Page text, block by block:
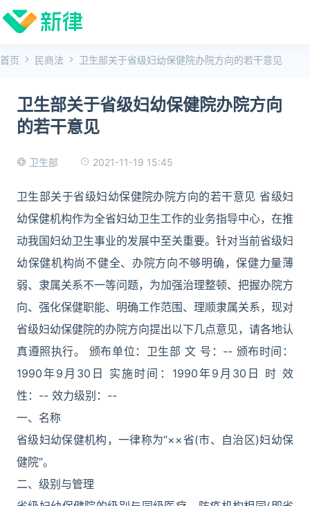
首页 民商法 卫生部关于省级妇幼保健院办院方向的若干意见
卫生部关于省级妇幼保健院办院方向
的若干意见
卫生部 2021-11-19 15:45
卫生部关于省级妇幼保健院办院方向的若干意见 省级妇
幼保健机构作为全省妇幼卫生工作的业务指导中心，在推
动我国妇幼卫生事业的发展中至关重要。针对当前省级妇
幼保健机构尚不健全、办院方向不够明确，保健力量薄
弱、隶属关系不一等问题，为加强治理整顿、把握办院方
向、强化保健职能、明确工作范围、理顺隶属关系，现对
省级妇幼保健院的办院方向提出以下几点意见，请各地认
真遵照执行。 颁布单位：卫生部 文 号：-- 颁布时间：
1990年9月30日 实施时间：1990年9月30日 时 效
性：-- 效力级别：--
一、名称
省级妇幼保健机构，一律称为“××省(市、自治区)妇幼保
健院”。
二、级别与管理